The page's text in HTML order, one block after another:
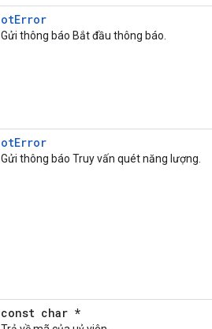
otError
Gửi thông báo Bắt đầu thông báo.
otError
Gửi thông báo Truy vấn quét năng lượng.
const char *